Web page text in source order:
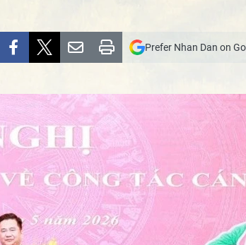
Prefer Nhan Dan on